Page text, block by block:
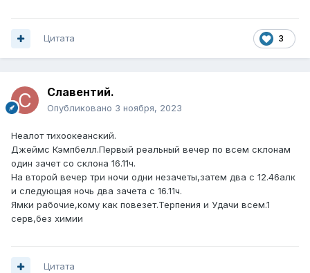
3
Цитата
Славентий.
Опубликовано 3 ноября, 2023
Неалот тихоокеанский.
Джеймс Кэмпбелл.Первый реальный вечер по всем склонам
один зачет со склона 16.11ч.
На второй вечер три ночи одни незачеты,затем два с 12.46алк
и следующая ночь два зачета с 16.11ч.
Ямки рабочие,кому как повезет.Терпения и Удачи всем.1
серв,без химии
Цитата